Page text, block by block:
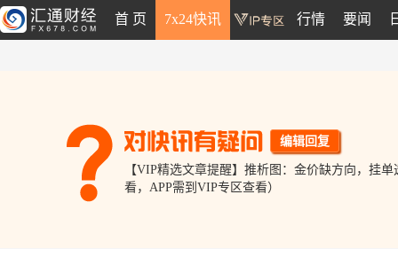
首 页 7x24快讯 行情 要闻
【VIP精选文章提醒】推析图：金价缺方向，挂
看，APP需到VIP专区查看）
编辑回复